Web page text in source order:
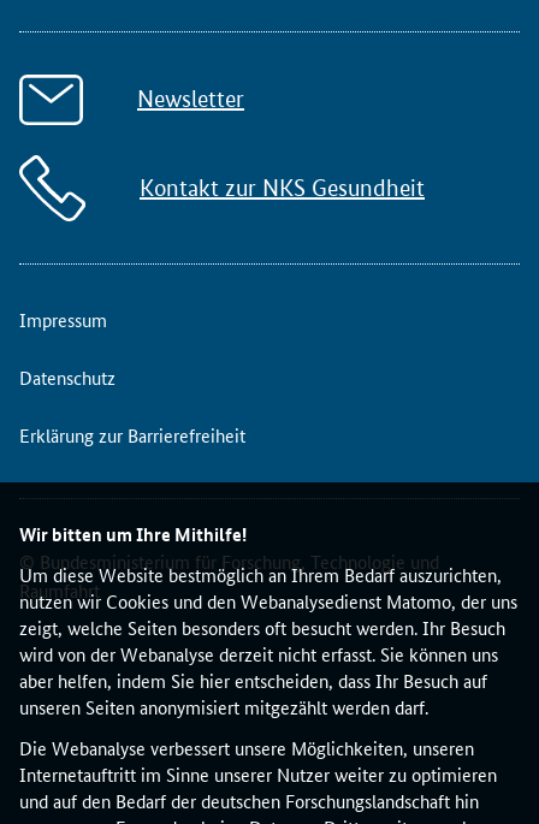
Wir bitten um Ihre Mithilfe!
Um diese Website bestmöglich an Ihrem Bedarf auszurichten,
nutzen wir Cookies und den Webanalysedienst Matomo, der uns
zeigt, welche Seiten besonders oft besucht werden. Ihr Besuch
wird von der Webanalyse derzeit nicht erfasst. Sie können uns
aber helfen, indem Sie hier entscheiden, dass Ihr Besuch auf
unseren Seiten anonymisiert mitgezählt werden darf.
Die Webanalyse verbessert unsere Möglichkeiten, unseren
Internetauftritt im Sinne unserer Nutzer weiter zu optimieren
und auf den Bedarf der deutschen Forschungslandschaft hin
Newsletter
Kontakt zur NKS Gesundheit
Impressum
Datenschutz
Erklärung zur Barrierefreiheit
© Bundesministerium für Forschung, Technologie und
Raumfahrt